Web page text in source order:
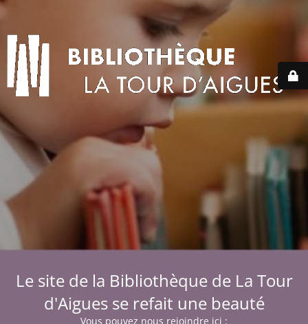
Le site de la Bibliothèque de La Tour
d'Aigues se refait une beauté
Vous pouvez nous rejoindre ici :